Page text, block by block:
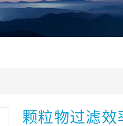
颗粒物过滤效